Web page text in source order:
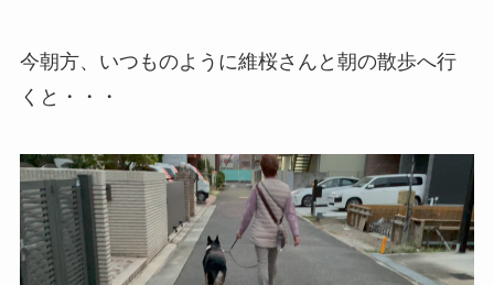
今朝方、いつものように維桜さんと朝の散歩へ行
くと・・・